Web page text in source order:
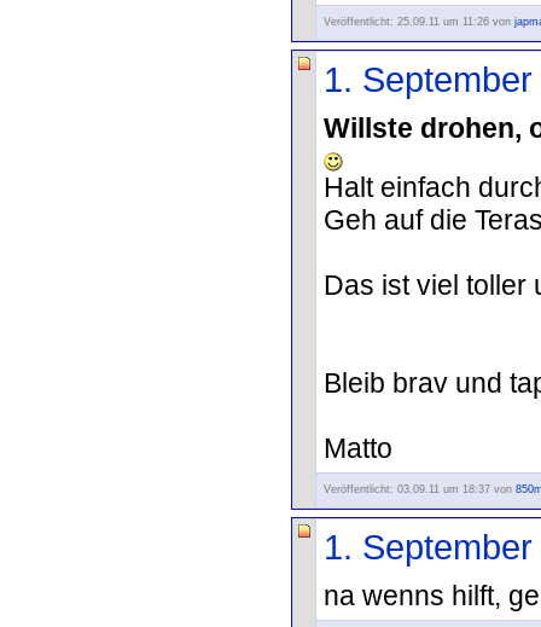
Veröffentlicht: 25.09.11 um 11:26 von
1. September
Willste drohen,
Halt einfach
Geh auf die
Das ist viel toller
Bleib brav und
Matto
Veröffentlicht: 03.09.11 um 18:37 von
1. September
na wenns hilft,